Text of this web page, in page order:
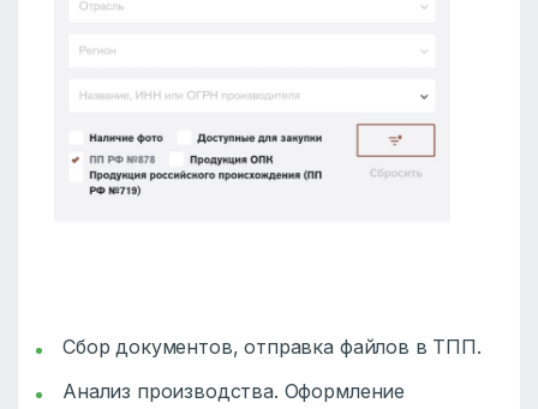
Сбор документов, отправка файлов в ТПП.
Анализ производства. Оформление